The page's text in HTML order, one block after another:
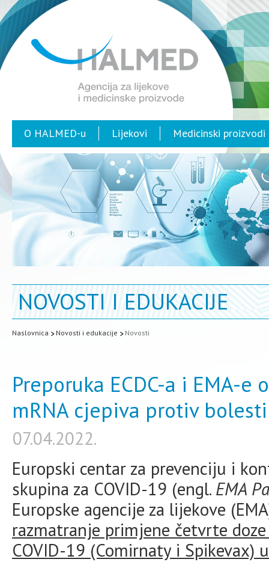
O HALMED-u Lijekovi Medicinski proizvodi
NOVOSTI I EDUKACIJE
Naslovnica Novosti i edukacije Novosti
Preporuka ECDC-a i EMA-
mRNA cjepiva protiv
07.04.2022.
Europski centar za prevenciju i
skupina za COVID-19 (engl. EMA
Europske agencije za lijekove
razmatranje primjene četvrte
COVID-19 (Comirnaty i Spikevax)